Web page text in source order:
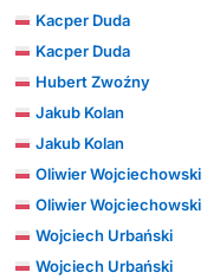
Kacper Duda
Kacper Duda
Hubert Zwoźny
Jakub Kolan
Jakub Kolan
Oliwier Wojciechowski
Oliwier Wojciechowski
Wojciech Urbański
Wojciech Urbański